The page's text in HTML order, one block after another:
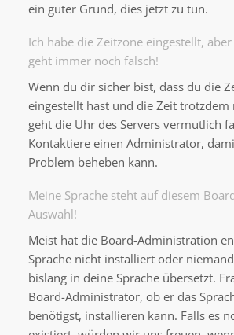
ein guter Grund, dies jetzt zu tun.
Ich habe die Zeitzone eingestellt,
geht immer noch falsch!
Wenn du dir sicher bist, dass du die
eingestellt hast und die Zeit trotzdem
geht die Uhr des Servers vermutlich
Kontaktiere einen Administrator,
Problem beheben kann.
Meine Sprache steht auf diesem
Auswahl!
Meist hat die Board-Administration
Sprache nicht installiert oder
bislang in deine Sprache übersetzt.
Board-Administrator, ob er das
benötigst, installieren kann. Falls es